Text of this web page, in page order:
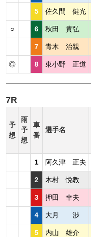
5 佐久間 健光
○ 6 秋田 貴弘
7 青木 治親
◎ 8 東小野 正道
7R
予
想
雨
予
想
車
番
選手名
1 阿久津 正夫
2 木村 悦教
3 押田 幸夫
4 大月 渉
5 内山 雄介